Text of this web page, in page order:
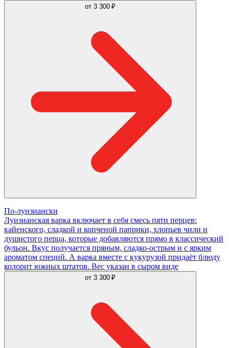
от 3 300 ₽
По-луизиански
Луизианская варка включает в себя смесь пяти перцев:
кайенского, сладкой и копченой паприки, хлопьев чили и
душистого перца, которые добавляются прямо в классический
бульон. Вкус получается пряным, сладко-острым и с ярким
ароматом специй. А варка вместе с кукурузой придаёт блюду
колорит южных штатов. Вес указан в сыром виде
от 3 300 ₽